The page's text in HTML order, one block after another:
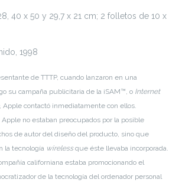
40 x 50 y 29,7 x 21 cm; 2 folletos de 10 x
1998
de TTTP, cuando lanzaron en una
su campaña publicitaria de la iSAM™, o Internet
, Apple contactó inmediatamente con ellos.
no estaban preocupados por la posible
de autor del diseño del producto, sino que
la tecnología wirelessque éste llevaba incorporada.
californiana estaba promocionando el
de la tecnología del ordenador personal